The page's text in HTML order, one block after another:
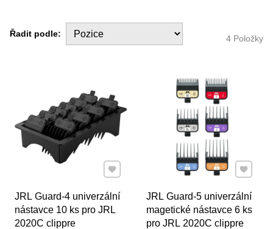
Řadit podle: 4 Položky
JRL Guard-4 univerzální
nástavce 10 ks pro JRL
2020C clippre
Přidat k Oblíbeným
JRL Guard-5 univerzální
magetické nástavce 6 ks
pro JRL 2020C clippre
Přidat k